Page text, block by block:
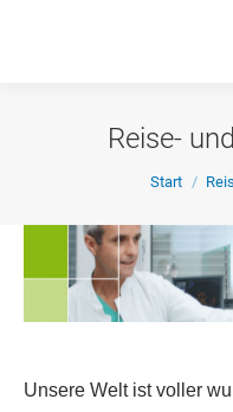
Reise-
Sie
Start
Unsere Welt ist voller